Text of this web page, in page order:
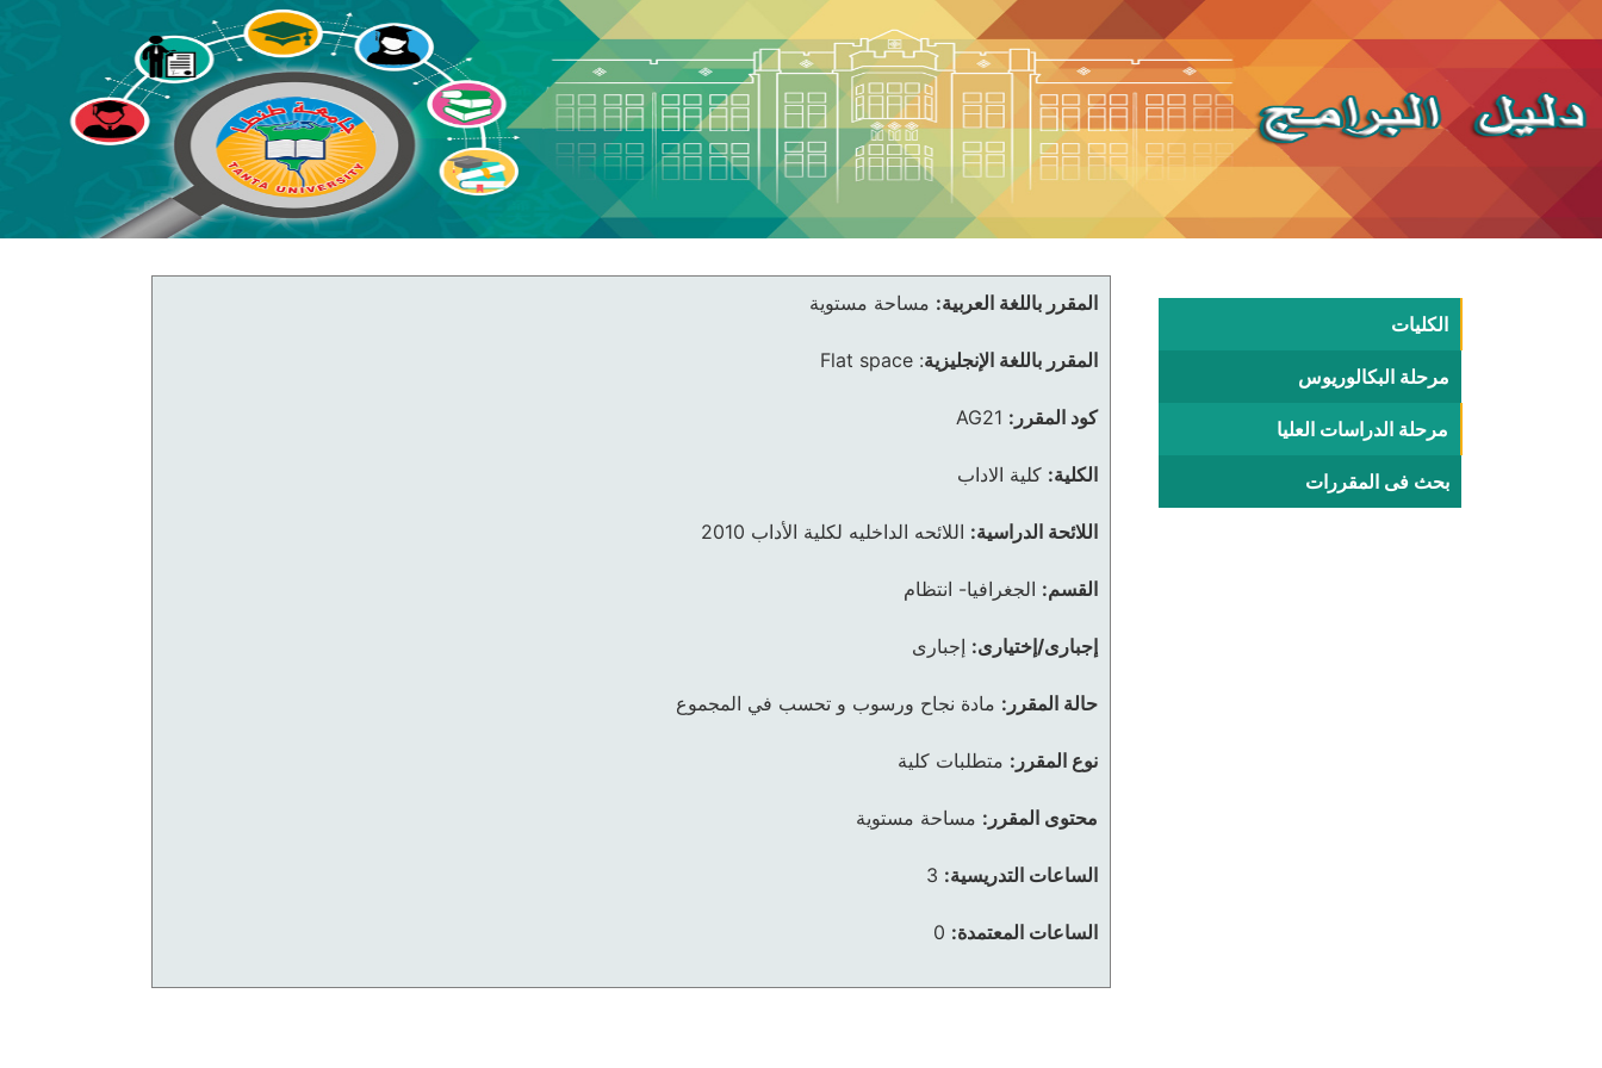
الكليات
مرحلة البكالوريوس
مرحلة الدراسات العليا
بحث فى المقررات
المقرر باللغة العربية: مساحة مستوية
المقرر باللغة الإنجليزية:
Flat space
كود المقرر: AG21
الكلية: كلية الاداب
اللائحة الدراسية: اللائحه الداخليه لكلية الأداب 2010
القسم: الجغرافيا- انتظام
إجبارى/إختيارى: إجبارى
حالة المقرر: مادة نجاح ورسوب و تحسب في المجموع
نوع المقرر: متطلبات كلية
محتوى المقرر: مساحة مستوية
الساعات التدريسية: 3
الساعات المعتمدة: 0